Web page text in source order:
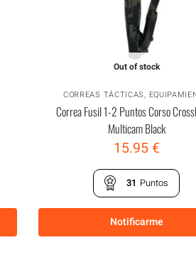
Out of stock
CORREAS TÁCTICAS,
Correa Fusil 1-2 Puntos Corso
Multicam Black
15.95 €
31 Puntos
Notificarme